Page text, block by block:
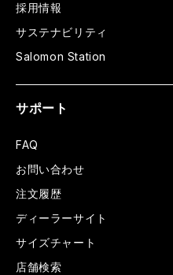
採用情報
サステナビリティ
Salomon Station
サポート
FAQ
お問い合わせ
注文履歴
ディーラーサイト
サイズチャート
店舗検索